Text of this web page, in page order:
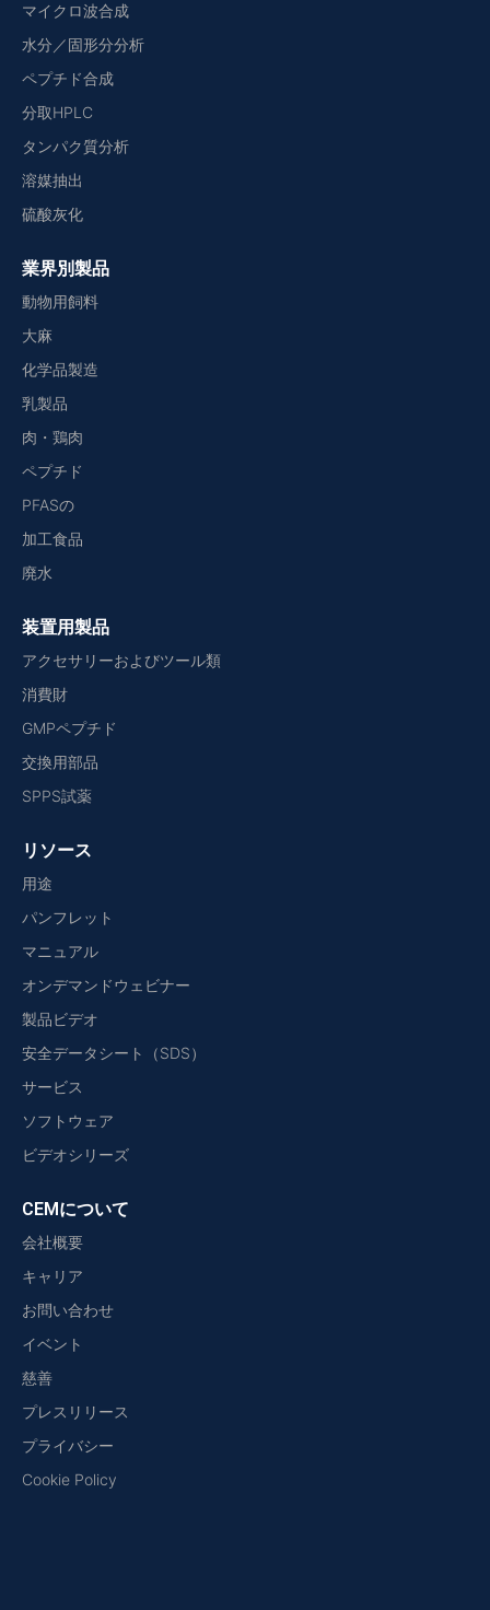
マイクロ波合成
水分／固形分分析
ペプチド合成
分取HPLC
タンパク質分析
溶媒抽出
硫酸灰化
業界別製品
動物用飼料
大麻
化学品製造
乳製品
肉・鶏肉
ペプチド
PFASの
加工食品
廃水
装置用製品
アクセサリーおよびツール類
消費財
GMPペプチド
交換用部品
SPPS試薬
リソース
用途
パンフレット
マニュアル
オンデマンドウェビナー
製品ビデオ
安全データシート（SDS）
サービス
ソフトウェア
ビデオシリーズ
CEMについて
会社概要
キャリア
お問い合わせ
イベント
慈善
プレスリリース
プライバシー
Cookie Policy